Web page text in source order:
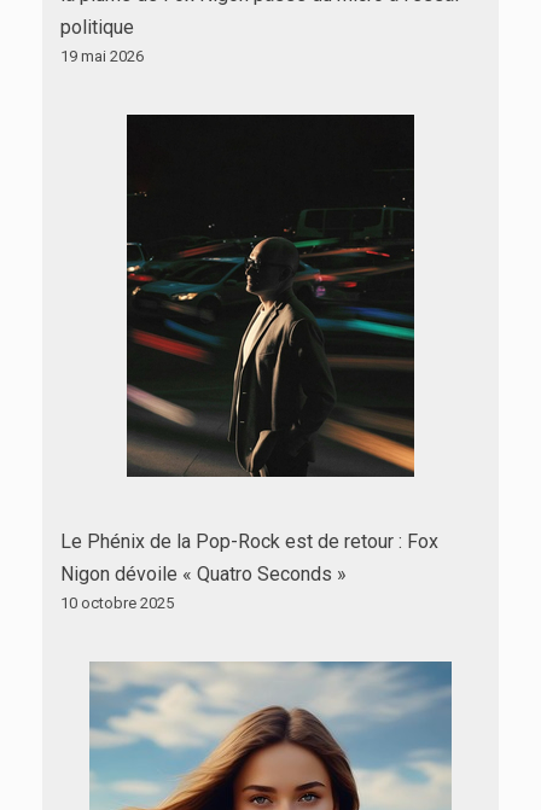
politique
19 mai 2026
Le Phénix de la Pop-Rock est de retour : Fox
Nigon dévoile « Quatro Seconds »
10 octobre 2025